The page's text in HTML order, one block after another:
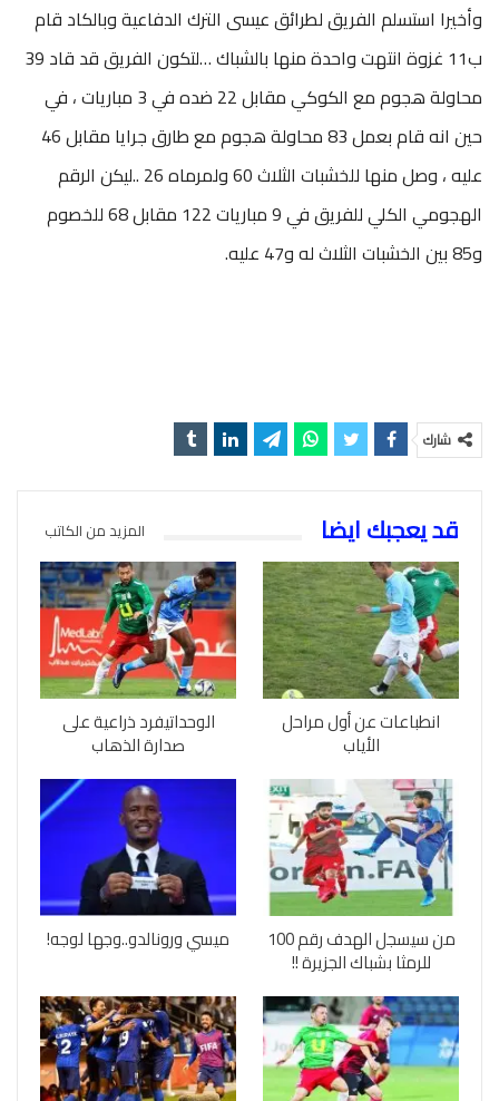
وأخيرا استسلم الفريق لطرائق عيسى الترك الدفاعية وبالكاد قام
ب11 غزوة انتهت واحدة منها بالشباك …لتكون الفريق قد قاد 39
محاولة هجوم مع الكوكي مقابل 22 ضده في 3 مباريات ، في
حين انه قام بعمل 83 محاولة هجوم مع طارق جرايا مقابل 46
عليه ، وصل منها للخشبات الثلاث 60 ولمرماه 26 ..ليكن الرقم
الهجومي الكلي للفريق في 9 مباريات 122 مقابل 68 للخصوم
و85 بين الخشبات الثلاث له و47 عليه.
شارك
قد يعجبك ايضا المزيد من الكاتب
انطباعات عن أول مراحل
الأياب
الوحداتيفرد ذراعية على
صدارة الذهاب
من سيسجل الهدف رقم 100
للرمثا بشباك الجزيرة !!
ميسي ورونالدو..وجها لوجه!